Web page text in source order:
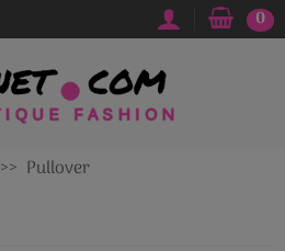
0
Pullover